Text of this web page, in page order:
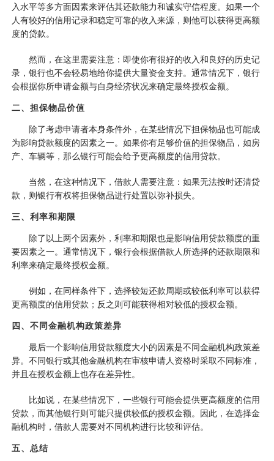
入水平等多方面因素来评估其还款能力和诚实守信程度。如果一个
人有较好的信用记录和稳定可靠的收入来源，则他可以获得更高额
度的贷款。
然而，在这里需要注意：即使你有很好的收入和良好的历史记
录，银行也不会轻易地给你提供大量资金支持。通常情况下，银行
会根据你所申请金额与自身经济状况来确定最终授权金额。
二、担保物品价值
除了考虑申请者本身条件外，在某些情况下担保物品也可能成
为影响贷款额度的因素之一。如果你有足够价值的担保物品，如房
产、车辆等，那么银行可能会给予更高额度的信用贷款。
当然，在这种情况下，借款人需要注意：如果无法按时还清贷
款，则银行有权将担保物品进行处置以弥补损失。
三、利率和期限
除了以上两个因素外，利率和期限也是影响信用贷款额度的重
要因素之一。通常情况下，银行会根据借款人所选择的还款期限和
利率来确定最终授权金额。
例如，在同样条件下，选择较短还款周期或较低利率可以获得
更高额度的信用贷款；反之则可能获得相对较低的授权金额。
四、不同金融机构政策差异
最后一个影响信用贷款额度大小的因素是不同金融机构政策差
异。不同银行或其他金融机构在审核申请人资格时采取不同标准，
并且在授权金额上也存在差异性。
比如说，在某些情况下，一些银行可能会提供更高额度的信用
贷款，而其他银行则可能只提供较低的授权金额。因此，在选择金
融机构时，借款人需要对不同机构进行比较和评估。
五、总结